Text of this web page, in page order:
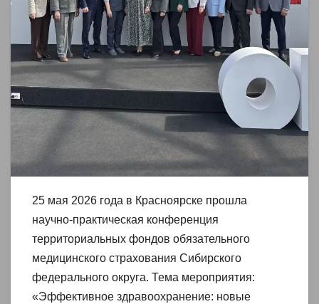
25 мая 2026 года в Красноярске прошла
научно-практическая конференция
территориальных фондов обязательного
медицинского страхования Сибирского
федерального округа. Тема мероприятия:
«Эффективное здравоохранение: новые